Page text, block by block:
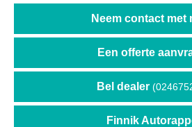
Neem contact met
Een offerte
Bel dealer
Finnik